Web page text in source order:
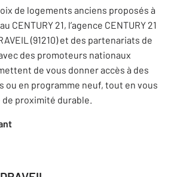
de logements anciens proposés à
CENTURY 21, l’agence CENTURY 21
(91210) et des partenariats de
des promoteurs nationaux
de vous donner accès à des
ou en programme neuf, tout en vous
proximité durable.